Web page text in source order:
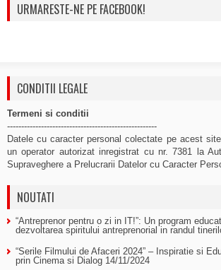
URMARESTE-NE PE FACEBOOK!
CONDITII LEGALE
Termeni si conditii
-----------------------------------------------------
Datele cu caracter personal colectate pe acest
un operator autorizat inregistrat cu nr. 7381 la
Supraveghere a Prelucrarii Datelor cu Caracter
NOUTATI
“Antreprenor pentru o zi in IT!”: Un program
dezvoltarea spiritului antreprenorial in randul
“Serile Filmului de Afaceri 2024” – Inspiratie si
prin Cinema si Dialog 14/11/2024